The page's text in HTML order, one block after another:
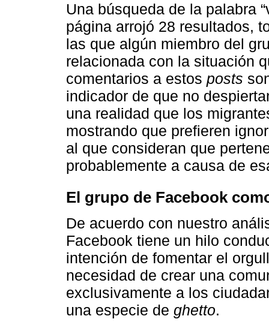
Una búsqueda de la palabra
página arrojó 28 resultados,
las que algún miembro del
relacionada con la situación
comentarios a estos posts
indicador de que no
una realidad que los
mostrando que prefieren
al que consideran que
probablemente a causa de
El grupo de Facebook
De acuerdo con nuestro
Facebook tiene un hilo
intención de fomentar el
necesidad de crear una
exclusivamente a los
una especie de ghetto.